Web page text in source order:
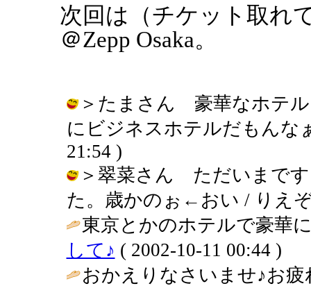
次回は（チケット取れ
＠Zepp Osaka。
＞たまさん 豪華なホテル
にビジネスホテルだもんな
21:54 )
＞翠菜さん ただいまです
た。歳かのぉ←おい / りえぞ
東京とかのホテルで豪華
して♪ ( 2002-10-11 00:44 )
おかえりなさいませ♪お